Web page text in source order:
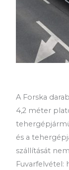
A Forska
4,2 méter
és a
szállítását
Fuvarfelvétel: